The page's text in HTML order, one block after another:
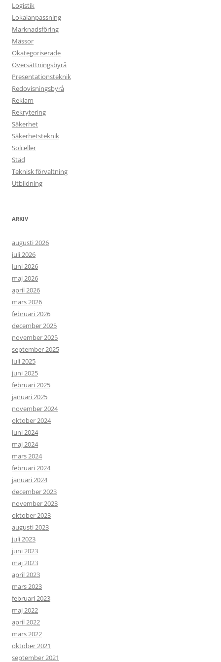
Logistik
Lokalanpassning
Marknadsföring
Mässor
Okategoriserade
Översättningsbyrå
Presentationsteknik
Redovisningsbyrå
Reklam
Rekrytering
Säkerhet
Säkerhetsteknik
Solceller
Städ
Teknisk förvaltning
Utbildning
ARKIV
augusti 2026
juli 2026
juni 2026
maj 2026
april 2026
mars 2026
februari 2026
december 2025
november 2025
september 2025
juli 2025
juni 2025
februari 2025
januari 2025
november 2024
oktober 2024
juni 2024
maj 2024
mars 2024
februari 2024
januari 2024
december 2023
november 2023
oktober 2023
augusti 2023
juli 2023
juni 2023
maj 2023
april 2023
mars 2023
februari 2023
maj 2022
april 2022
mars 2022
oktober 2021
september 2021